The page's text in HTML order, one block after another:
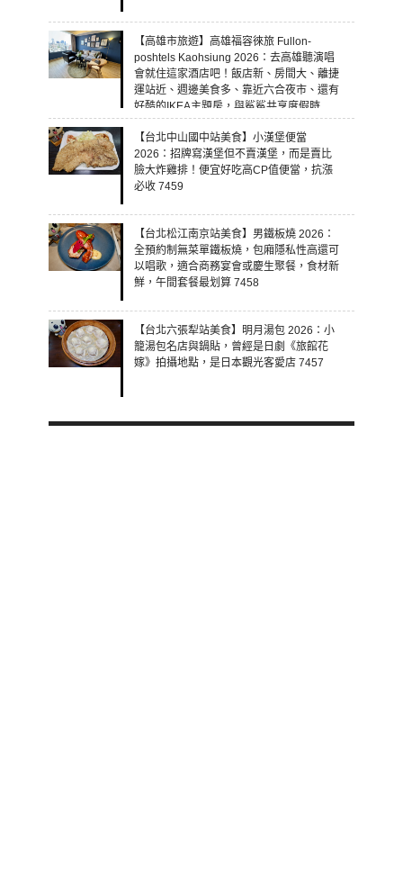
【高雄市旅遊】高雄福容徠旅 Fullon-
poshtels Kaohsiung 2026：去高雄聽演唱
會就住這家酒店吧！飯店新、房間大、離捷
運站近、週邊美食多、靠近六合夜市、還有
好酷的IKEA主題房，與鯊鯊共享度假時
光！ 7460
【台北中山國中站美食】小漢堡便當
2026：招牌寫漢堡但不賣漢堡，而是賣比
臉大炸雞排！便宜好吃高CP值便當，抗漲
必收 7459
【台北松江南京站美食】男鐵板燒 2026：
全預約制無菜單鐵板燒，包廂隱私性高還可
以唱歌，適合商務宴會或慶生聚餐，食材新
鮮，午間套餐最划算 7458
【台北六張犁站美食】明月湯包 2026：小
籠湯包名店與鍋貼，曾經是日劇《旅館花
嫁》拍攝地點，是日本觀光客愛店 7457